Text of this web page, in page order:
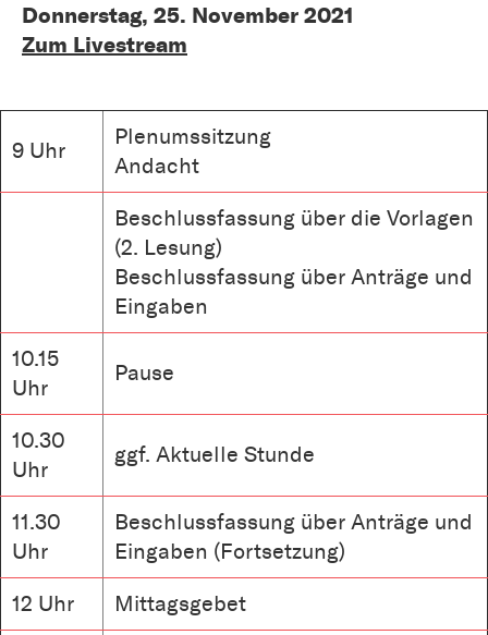
Donnerstag, 25. November 2021
Zum Livestream
9 Uhr
Plenumssitzung
Andacht
Beschlussfassung über die Vorlagen
(2. Lesung)
Beschlussfassung über Anträge und
Eingaben
10.15
Uhr
Pause
10.30
Uhr
ggf. Aktuelle Stunde
11.30
Uhr
Beschlussfassung über Anträge und
Eingaben (Fortsetzung)
12 Uhr
Mittagsgebet